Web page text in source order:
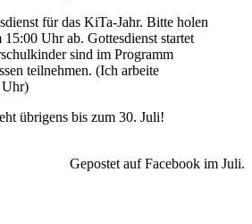
für das KiTa-Jahr. Bitte holen
Uhr ab. Gottesdienst startet
sind im Programm
teilnehmen. (Ich arbeite
Uhr)
übrigens bis zum 30. Juli!
Gepostet auf Facebook im Juli.